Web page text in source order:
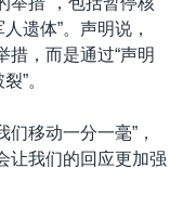
遗体”。声明说，
措，而是通过“声明
”。
移动一分一毫”，
让我们的回应更加强